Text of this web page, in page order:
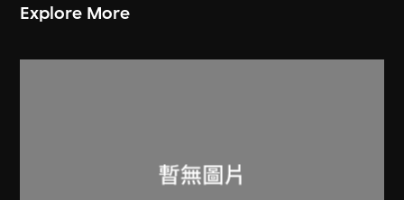
Explore More